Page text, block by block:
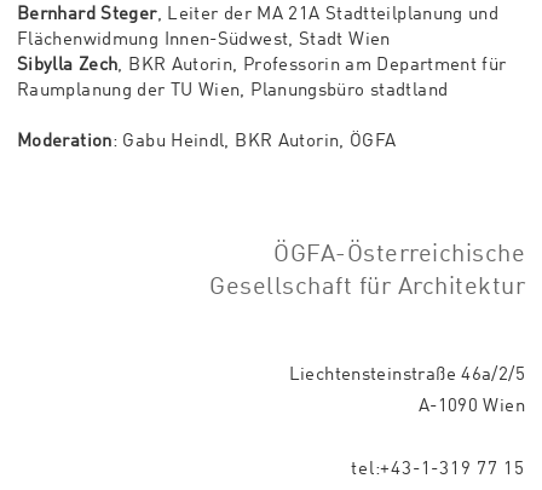
Bernhard Steger, Leiter der MA 21A Stadtteilplanung und
Flächenwidmung Innen-Südwest, Stadt Wien
Sibylla Zech , BKR Autorin, Professorin am Department für
Raumplanung der TU Wien, Planungsbüro stadtland
Moderation: Gabu Heindl, BKR Autorin, ÖGFA
ÖGFA-Österreichische
Gesellschaft für Architektur
Liechtensteinstraße 46a/2/5
A-1090 Wien
tel:+43-1-319 77 15